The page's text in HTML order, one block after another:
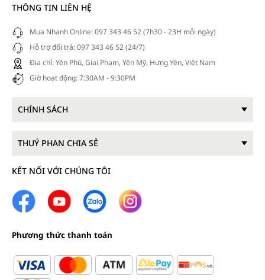
THÔNG TIN LIÊN HỆ
Mua Nhanh Online: 097 343 46 52 (7h30 - 23H mỗi ngày)
Hỗ trợ đổi trả: 097 343 46 52 (24/7)
Địa chỉ: Yên Phú, Giai Phạm, Yên Mỹ, Hưng Yên, Việt Nam
Giờ hoạt động: 7:30AM - 9:30PM
CHÍNH SÁCH
THUÝ PHAN CHIA SẺ
KẾT NỐI VỚI CHÚNG TÔI
Phương thức thanh toán